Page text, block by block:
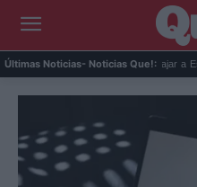
Últimas Noticias- Noticias Que!:
Los vinos para viajar a España: